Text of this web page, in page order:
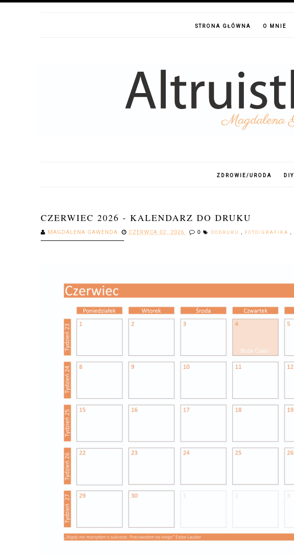
STRONA GŁÓWNA O MNIE
ZDROWIE/URODA DIY
CZERWIEC 2026 - KALENDARZ DO DRUKU
MAGDALENA GAWENDA CZERWCA 02, 2026 0 DODRUKU , FOTO/GRAFIKA ,